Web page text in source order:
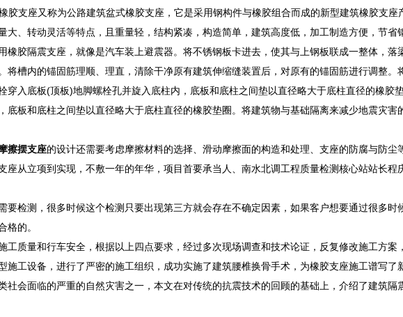
胶支座又称为公路建筑盆式橡胶支座，它是采用钢构件与橡胶组合而成的新型建筑橡胶支
大、转动灵活等特点，且重量轻，结构紧凑，构造简单，建筑高度低，加工制造方便，节省
橡胶隔震支座，就像是汽车装上避震器。将不锈钢板卡进去，使其与上钢板联成一整体，
将槽内的锚固筋理顺、理直，清除干净原有建筑伸缩缝装置后，对原有的锚固筋进行调整
穿入底板(顶板)地脚螺栓孔并旋入底柱内，底板和底柱之间垫以直径略大于底柱直径的橡胶
底板和底柱之间垫以直径略大于底柱直径的橡胶垫圈。将建筑物与基础隔离来减少地震灾
擦摆支座的设计还需要考虑摩擦材料的选择、滑动摩擦面的构造和处理、支座的防腐与防尘
座从立项到实现，不敷一年的年华，项目首要承当人、南水北调工程质量检测核心站站长
要检测，很多时候这个检测只要出现第三方就会存在不确定因素，如果客户想要通过很多
格的。
工质量和行车安全，根据以上四点要求，经过多次现场调查和技术论证，反复修改施工方案
施工设备，进行了严密的施工组织，成功实施了建筑腰椎换骨手术，为橡胶支座施工谱写了
社会面临的严重的自然灾害之一，本文在对传统的抗震技术的回顾的基础上，介绍了建筑